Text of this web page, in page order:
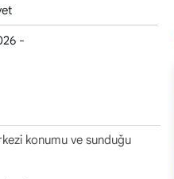
-
konumu ve sunduğu